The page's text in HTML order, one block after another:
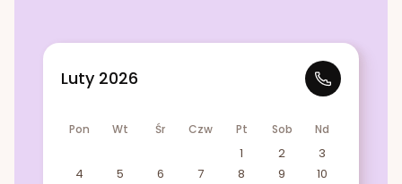
Luty 2026
Pon Wt Śr Czw Pt Sob Nd
1 2
3
4
5 6 7 8 9
10